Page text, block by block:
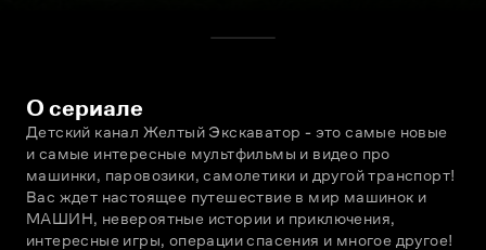
О сериале
Детский канал Желтый Экскаватор - это самые новые
и самые интересные мультфильмы и видео про
машинки, паровозики, самолетики и другой транспорт!
Вас ждет настоящее путешествие в мир машинок и
МАШИН, невероятные истории и приключения,
интересные игры, операции спасения и многое другое!